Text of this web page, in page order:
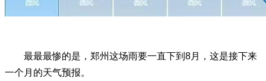
最最最惨的是，郑州这场雨要一直下到8月，这是接下来
一个月的天气预报。